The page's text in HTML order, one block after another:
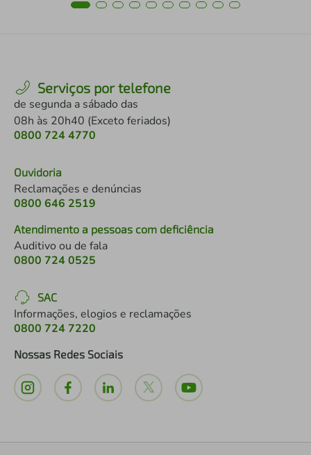
Serviços por telefone
de segunda a sábado das
08h às 20h40 (Exceto feriados)
0800 724 4770
Ouvidoria
Reclamações e denúncias
0800 646 2519
Atendimento a pessoas com deficiência
Auditivo ou de fala
0800 724 0525
SAC
Informações, elogios e reclamações
0800 724 7220
Nossas Redes Sociais